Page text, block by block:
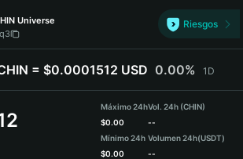
Universe
Riesgos
= $0.0001512 USD 0.00% 1D
Máximo 24h
$0.00
Mínimo 24h
$0.00
Vol. 24h (CHIN)
--
Volumen 24h(USDT)
--